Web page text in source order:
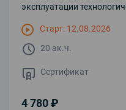
эксплуатации
Старт: 12.08.2026
4 780 ₽
20 ак.ч.
Сертификат